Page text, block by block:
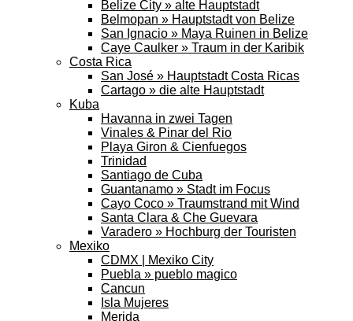
Belize City » alte Hauptstadt
Belmopan » Hauptstadt von Belize
San Ignacio » Maya Ruinen in Belize
Caye Caulker » Traum in der Karibik
Costa Rica
San José » Hauptstadt Costa Ricas
Cartago » die alte Hauptstadt
Kuba
Havanna in zwei Tagen
Vinales & Pinar del Rio
Playa Giron & Cienfuegos
Trinidad
Santiago de Cuba
Guantanamo » Stadt im Focus
Cayo Coco » Traumstrand mit Wind
Santa Clara & Che Guevara
Varadero » Hochburg der Touristen
Mexiko
CDMX | Mexiko City
Puebla » pueblo magico
Cancun
Isla Mujeres
Merida